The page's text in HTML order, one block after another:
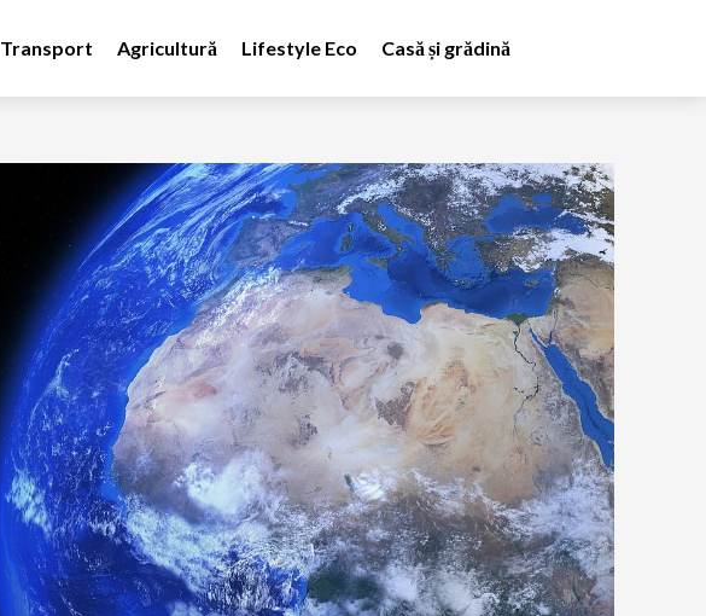
Transport Agricultură Lifestyle Eco Casă și grădină